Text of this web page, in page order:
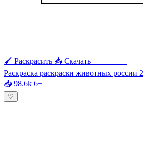
🖌 Раскрасить 📥 Скачать
Раскраска раскраски животных россии 2
📥 98.6k 6+
♡